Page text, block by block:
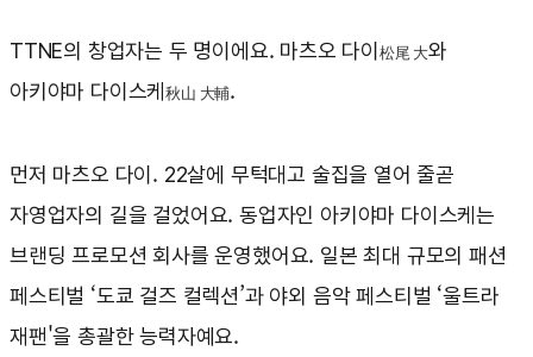
TTNE의 창업자는 두 명이에요. 마츠오 다이 松尾 大와
아키야마 다이스케秋山 大輔.
먼저 마츠오 다이. 22살에 무턱대고 술집을 열어 줄곧
자영업자의 길을 걸었어요. 동업자인 아키야마 다이스케는
브랜딩 프로모션 회사를 운영했어요. 일본 최대 규모의 패션
페스티벌 ‘도쿄 걸즈 컬렉션’과 야외 음악 페스티벌 ‘울트라
재팬'을 총괄한 능력자예요.